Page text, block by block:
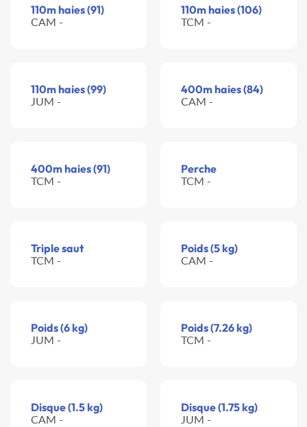
110m haies (91)
CAM -
110m haies (106)
TCM -
110m haies (99)
JUM -
400m haies (84)
CAM -
400m haies (91)
TCM -
Perche
TCM -
Triple saut
TCM -
Poids (5 kg)
CAM -
Poids (6 kg)
JUM -
Poids (7.26 kg)
TCM -
Disque (1.5 kg)
CAM -
Disque (1.75 kg)
JUM -